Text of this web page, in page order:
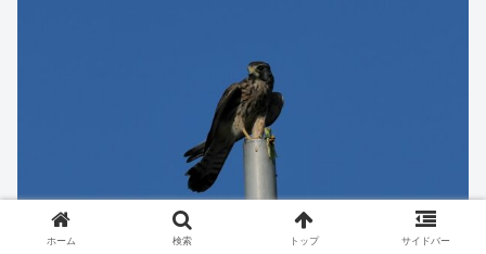
ホーム 検索 トップ サイドバー